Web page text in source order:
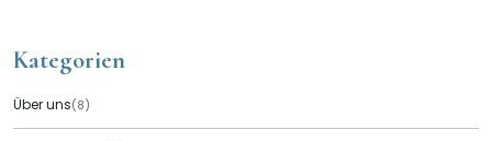
Kategorien
Über uns(8)